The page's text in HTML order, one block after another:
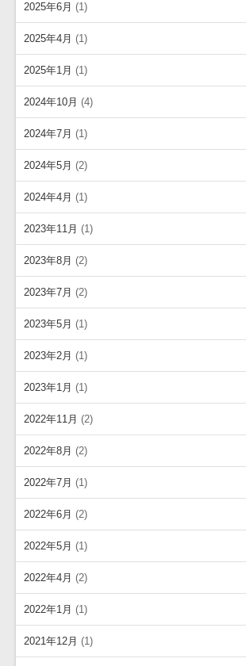
2025年6月 (1)
2025年4月 (1)
2025年1月 (1)
2024年10月 (4)
2024年7月 (1)
2024年5月 (2)
2024年4月 (1)
2023年11月 (1)
2023年8月 (2)
2023年7月 (2)
2023年5月 (1)
2023年2月 (1)
2023年1月 (1)
2022年11月 (2)
2022年8月 (2)
2022年7月 (1)
2022年6月 (2)
2022年5月 (1)
2022年4月 (2)
2022年1月 (1)
2021年12月 (1)